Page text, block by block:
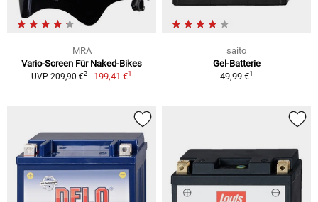
MRA
Vario-Screen Für Naked-Bikes
UVP 209,90 €2 199,41 €1
saito
Gel-Batterie
49,99 €1